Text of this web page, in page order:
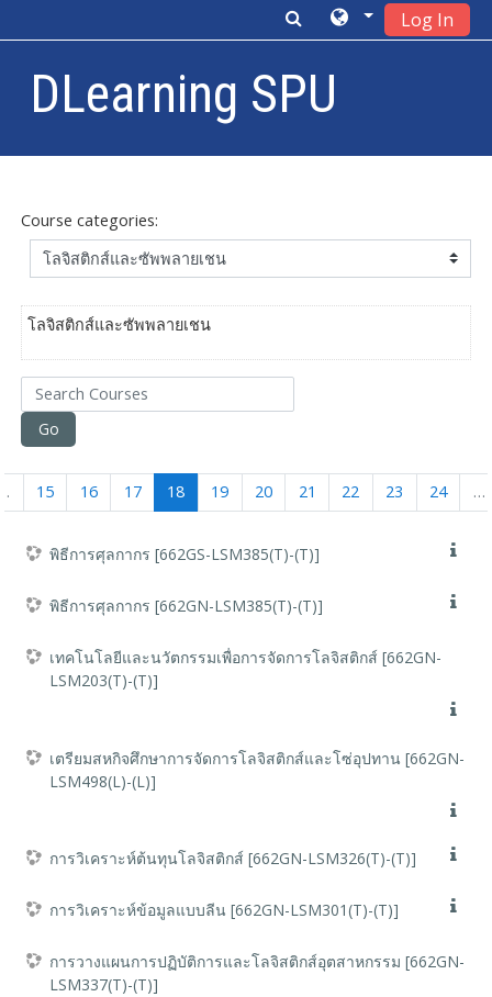
Log In
DLearning SPU
Course categories:
โลจิสติกส์และซัพพลายเชน
Search Courses
Go
15 16 17 18(current)
19 20 21 22 23 24 …
พิธีการศุลกากร [662GS-LSM385(T)-(T)]
พิธีการศุลกากร [662GN-LSM385(T)-(T)]
เทคโนโลยีและนวัตกรรมเพื่อการจัดการโลจิสติกส์ [662GN-
LSM203(T)-(T)]
เตรียมสหกิจศึกษาการจัดการโลจิสติกส์และโซ่อุปทาน [662GN-
LSM498(L)-(L)]
การวิเคราะห์ต้นทุนโลจิสติกส์ [662GN-LSM326(T)-(T)]
การวิเคราะห์ข้อมูลแบบลีน [662GN-LSM301(T)-(T)]
การวางแผนการปฏิบัติการและโลจิสติกส์อุตสาหกรรม [662GN-
LSM337(T)-(T)]